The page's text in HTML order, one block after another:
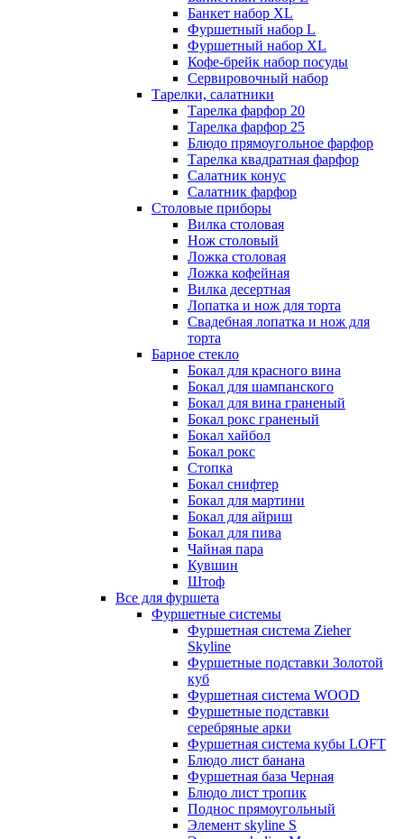
Банкет набор XL
Фуршетный набор L
Фуршетный набор ХL
Кофе-брейк набор посуды
Сервировочный набор
Тарелки, салатники
Тарелка фарфор 20
Тарелка фарфор 25
Блюдо прямоугольное фарфор
Тарелка квадратная фарфор
Салатник конус
Салатник фарфор
Столовые приборы
Вилка столовая
Нож столовый
Ложка столовая
Ложка кофейная
Вилка десертная
Лопатка и нож для торта
Свадебная лопатка и нож для
торта
Барное стекло
Бокал для красного вина
Бокал для шампанского
Бокал для вина граненый
Бокал рокс граненый
Бокал хайбол
Бокал рокс
Стопка
Бокал снифтер
Бокал для мартини
Бокал для айриш
Бокал для пива
Чайная пара
Кувшин
Штоф
Все для фуршета
Фуршетные системы
Фуршетная система Zieher
Skyline
Фуршетные подставки Золотой
куб
Фуршетная система WOOD
Фуршетные подставки
серебряные арки
Фуршетная система кубы LOFT
Блюдо лист банана
Фуршетная база Черная
Блюдо лист тропик
Поднос прямоугольный
Элемент skyline S